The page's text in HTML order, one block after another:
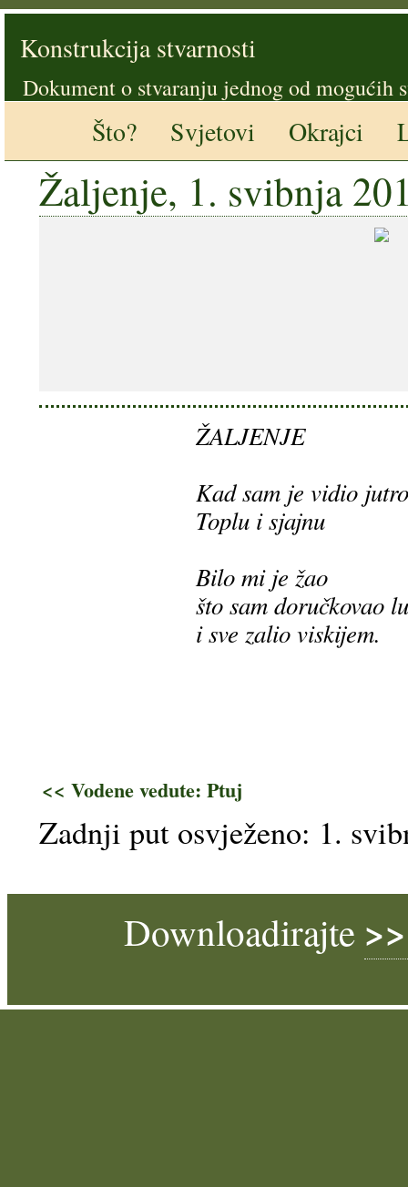
Konstrukcija stvarnosti
Dokument o stvaranju jednog od mogućih
Što? Svjetovi Okrajci
Žaljenje, 1. svibnja
ŽALJENJE
Kad sam je vidio
Toplu i sjajnu
Bilo mi je žao
što sam doručkovao
i sve zalio viskijem.
<< Vodene vedute: Ptuj
Zadnji put osvježeno: 1.
Downloadirajte